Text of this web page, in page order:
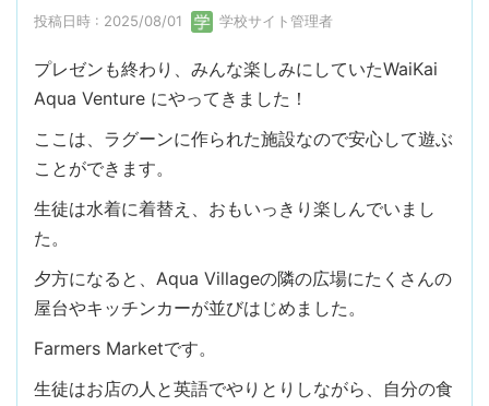
投稿日時 : 2025/08/01 学校サイト管理者
プレゼンも終わり、みんな楽しみにしていたWaiKai
Aqua Venture にやってきました！
ここは、ラグーンに作られた施設なので安心して遊ぶ
ことができます。
生徒は水着に着替え、おもいっきり楽しんでいまし
た。
夕方になると、Aqua Villageの隣の広場にたくさんの
屋台やキッチンカーが並びはじめました。
Farmers Marketです。
生徒はお店の人と英語でやりとりしながら、自分の食